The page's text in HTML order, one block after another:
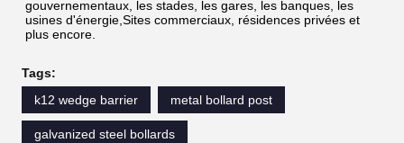
gouvernementaux, les stades, les gares, les banques, les
usines d'énergie,Sites commerciaux, résidences privées et
plus encore.
Tags:
k12 wedge barrier
metal bollard post
galvanized steel bollards